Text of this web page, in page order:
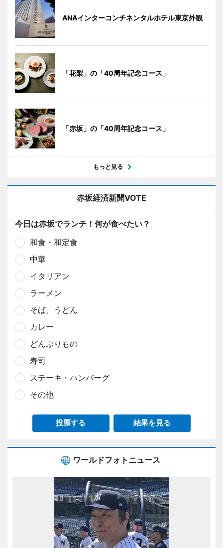
ANAインターコンチネンタルホテル東京外観
「花梨」の「40周年記念コース」
「赤坂」の「40周年記念コース」
もっと見る
赤坂経済新聞VOTE
今日は赤坂でランチ！何が食べたい？
和食・和定食
中華
イタリアン
ラーメン
そば、うどん
カレー
どんぶりもの
寿司
ステーキ・ハンバーグ
その他
投票する 結果を見る
ワールドフォトニュース